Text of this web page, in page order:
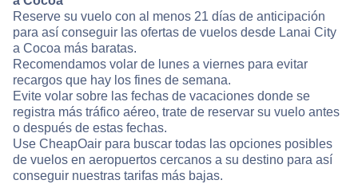
Reserve su vuelo con al menos 21 días de anticipación
para así conseguir las ofertas de vuelos desde Lanai City
a Cocoa más baratas.
Recomendamos volar de lunes a viernes para evitar
recargos que hay los fines de semana.
Evite volar sobre las fechas de vacaciones donde se
registra más tráfico aéreo, trate de reservar su vuelo antes
o después de estas fechas.
Use CheapOair para buscar todas las opciones posibles
de vuelos en aeropuertos cercanos a su destino para así
conseguir nuestras tarifas más bajas.